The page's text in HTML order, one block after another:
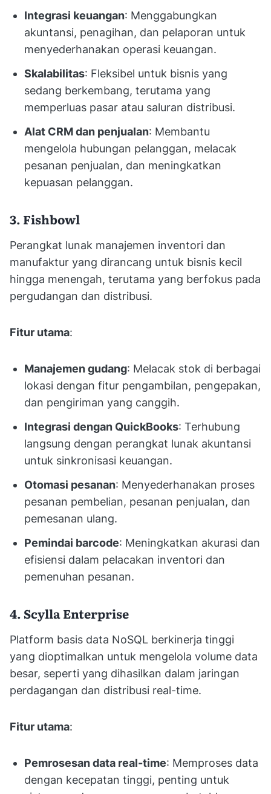
Integrasi keuangan: Menggabungkan
akuntansi, penagihan, dan pelaporan untuk
menyederhanakan operasi keuangan.
Skalabilitas: Fleksibel untuk bisnis yang
sedang berkembang, terutama yang
memperluas pasar atau saluran distribusi.
Alat CRM dan penjualan: Membantu
mengelola hubungan pelanggan, melacak
pesanan penjualan, dan meningkatkan
kepuasan pelanggan.
3. Fishbowl
Perangkat lunak manajemen inventori dan
manufaktur yang dirancang untuk bisnis kecil
hingga menengah, terutama yang berfokus pada
pergudangan dan distribusi.
Fitur utama:
Manajemen gudang: Melacak stok di berbagai
lokasi dengan fitur pengambilan, pengepakan,
dan pengiriman yang canggih.
Integrasi dengan QuickBooks: Terhubung
langsung dengan perangkat lunak akuntansi
untuk sinkronisasi keuangan.
Otomasi pesanan: Menyederhanakan proses
pesanan pembelian, pesanan penjualan, dan
pemesanan ulang.
Pemindai barcode: Meningkatkan akurasi dan
efisiensi dalam pelacakan inventori dan
pemenuhan pesanan.
4. Scylla Enterprise
Platform basis data NoSQL berkinerja tinggi
yang dioptimalkan untuk mengelola volume data
besar, seperti yang dihasilkan dalam jaringan
perdagangan dan distribusi real-time.
Fitur utama:
Pemrosesan data real-time: Memproses data
dengan kecepatan tinggi, penting untuk